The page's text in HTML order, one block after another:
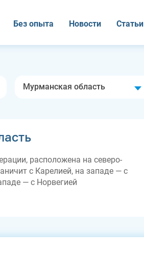
Без опыта Новости Статьи
Мурманская область
расположена на северо-
с Карелией, на западе — с
— с Норвегией